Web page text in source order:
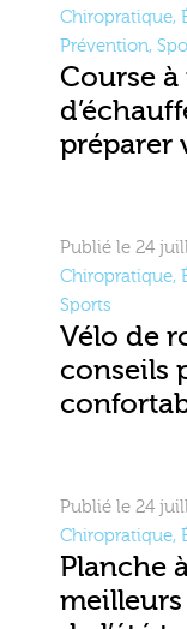
Chiropratique,
Prévention,
Course à
préparer
Publié le 24
Chiropratique,
Sports
Vélo de
conseils
Publié le 24
Chiropratique,
Planche